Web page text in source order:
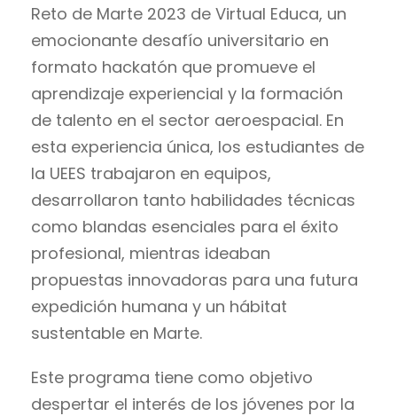
Reto de Marte 2023 de Virtual Educa, un
emocionante desafío universitario en
formato hackatón que promueve el
aprendizaje experiencial y la formación
de talento en el sector aeroespacial. En
esta experiencia única, los estudiantes de
la UEES trabajaron en equipos,
desarrollaron tanto habilidades técnicas
como blandas esenciales para el éxito
profesional, mientras ideaban
propuestas innovadoras para una futura
expedición humana y un hábitat
sustentable en Marte.
Este programa tiene como objetivo
despertar el interés de los jóvenes por la